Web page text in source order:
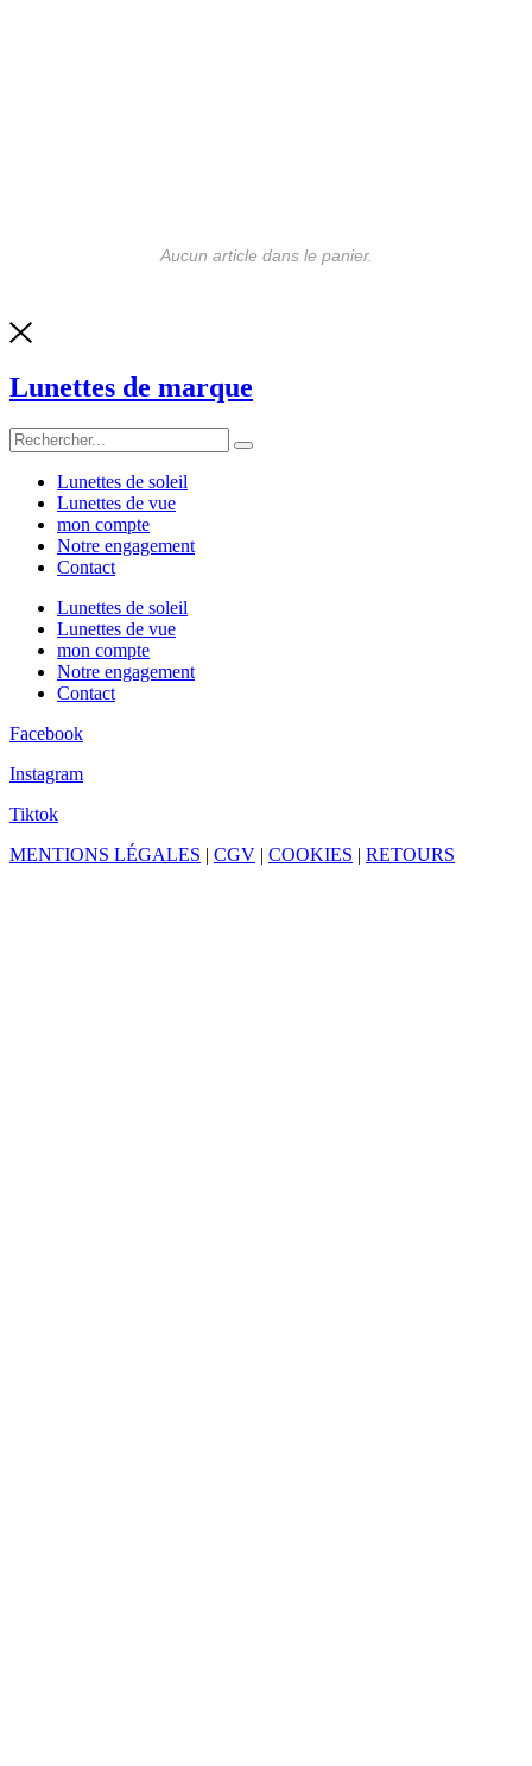
Aucun article dans le panier.
Lunettes de marque
Lunettes de soleil
Lunettes de vue
mon compte
Notre engagement
Contact
Lunettes de soleil
Lunettes de vue
mon compte
Notre engagement
Contact
Facebook
Instagram
Tiktok
MENTIONS LÉGALES | CGV | COOKIES | RETOURS